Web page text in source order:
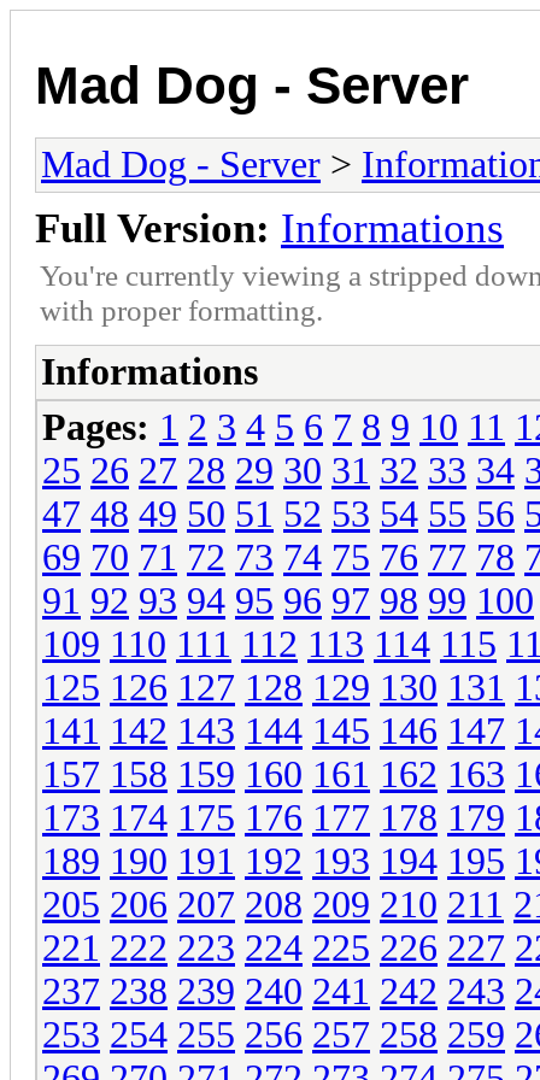
Mad Dog - Server
Mad Dog - Server >
Full Version: Informations
You're currently viewing a stripped
with proper formatting.
Informations
Pages: 1 2 3 4 5 6 7 8 9 10 11
25 26 27 28 29 30 31 32 33 34
47 48 49 50 51 52 53 54 55 56
69 70 71 72 73 74 75 76 77 78
91 92 93 94 95 96 97 98 99 100
109 110 111 112 113 114 115
125 126 127 128 129 130 131
141 142 143 144 145 146 147
157 158 159 160 161 162 163
173 174 175 176 177 178 179
189 190 191 192 193 194 195
205 206 207 208 209 210 211
221 222 223 224 225 226 227
237 238 239 240 241 242 243
253 254 255 256 257 258 259